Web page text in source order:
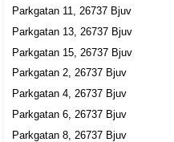
Parkgatan 11, 26737 Bjuv
Parkgatan 13, 26737 Bjuv
Parkgatan 15, 26737 Bjuv
Parkgatan 2, 26737 Bjuv
Parkgatan 4, 26737 Bjuv
Parkgatan 6, 26737 Bjuv
Parkgatan 8, 26737 Bjuv